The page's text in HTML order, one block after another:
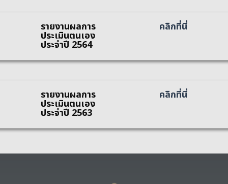
รายงานผลการ
ประเมินตนเอง
ประจำปี 2564
คลิกที่นี่
รายงานผลการ
ประเมินตนเอง
ประจำปี 2563
คลิกที่นี่